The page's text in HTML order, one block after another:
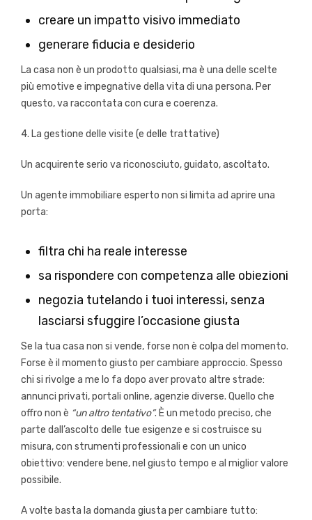
creare un impatto visivo immediato
generare fiducia e desiderio
La casa non è un prodotto qualsiasi, ma è una delle scelte
più emotive e impegnative della vita di una persona. Per
questo, va raccontata con cura e coerenza.
4. La gestione delle visite (e delle trattative)
Un acquirente serio va riconosciuto, guidato, ascoltato.
Un agente immobiliare esperto non si limita ad aprire una
porta:
filtra chi ha reale interesse
sa rispondere con competenza alle obiezioni
negozia tutelando i tuoi interessi, senza
lasciarsi sfuggire l’occasione giusta
Se la tua casa non si vende, forse non è colpa del momento.
Forse è il momento giusto per cambiare approccio. Spesso
chi si rivolge a me lo fa dopo aver provato altre strade:
annunci privati, portali online, agenzie diverse. Quello che
offro non è “un altro tentativo”. È un metodo preciso, che
parte dall’ascolto delle tue esigenze e si costruisce su
misura, con strumenti professionali e con un unico
obiettivo: vendere bene, nel giusto tempo e al miglior valore
possibile.
A volte basta la domanda giusta per cambiare tutto: